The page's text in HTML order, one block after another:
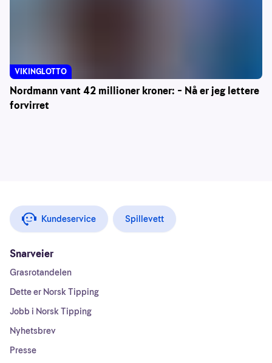
Nordmann vant 42 millioner kroner: – Nå er jeg lettere
forvirret
VIKINGLOTTO
Kundeservice Spillevett
Snarveier
Grasrotandelen
Dette er Norsk Tipping
Jobb i Norsk Tipping
Nyhetsbrev
Presse